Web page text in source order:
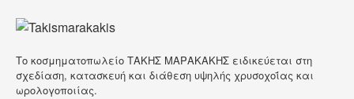
Tο κοσμηματοπωλείο ΤΑΚΗΣ ΜΑΡΑΚΑΚΗΣ ειδικεύεται στη
σχεδίαση, κατασκευή και διάθεση υψηλής χρυσοχοΐας και
ωρολογοποιίας.